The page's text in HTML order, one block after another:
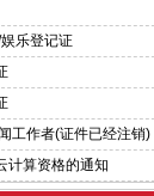
乐登记证
工作者(证件已经注销)
计算资格的通知